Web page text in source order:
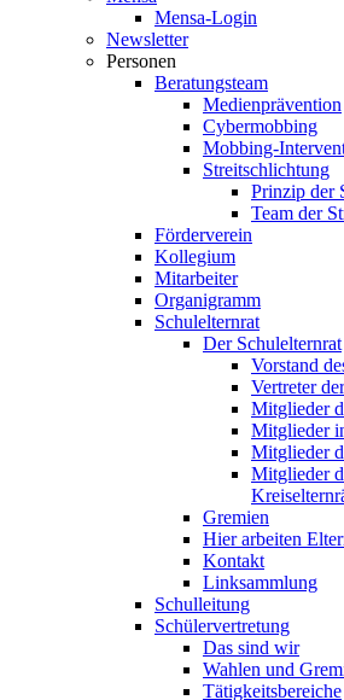
Mensa-Login
Newsletter
Personen
Beratungsteam
Medienprävention
Cybermobbing
Mobbing-
Streitschlichtung
Prinzip der
Team der
Förderverein
Kollegium
Mitarbeiter
Organigramm
Schulelternrat
Der Schulelternrat
Vorstand
Vertreter
Mitglieder
Mitglieder
Mitglieder
Mitglieder
Gremien
Hier arbeiten
Kontakt
Linksammlung
Schulleitung
Schülervertretung
Das sind wir
Wahlen und
Tätigkeitsbereiche